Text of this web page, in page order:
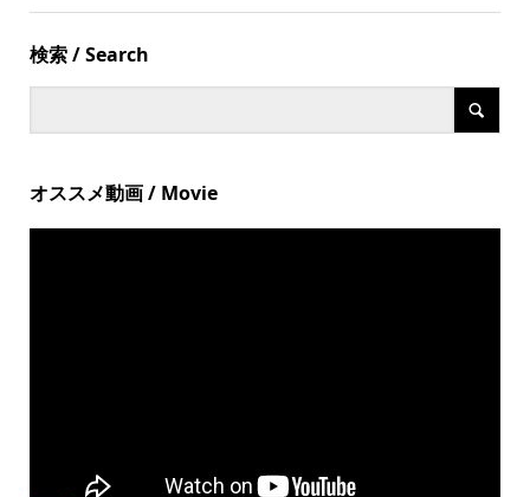
検索 / Search
オススメ動画 / Movie